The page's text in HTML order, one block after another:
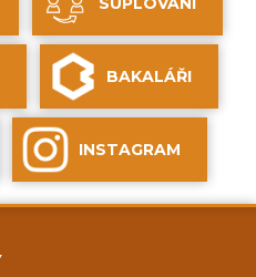
BAKALÁŘI
INSTAGRAM